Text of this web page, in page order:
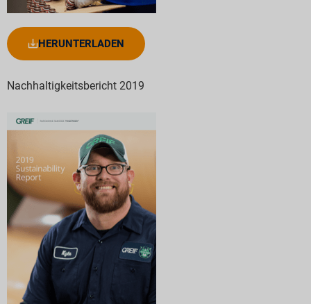
HERUNTERLADEN
Nachhaltigkeitsbericht 2019